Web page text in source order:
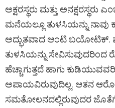
ಅಕ್ಷರಸ್ಥರು ಮತ್ತು ಅನಕ್ಷರಸ್ಥರು
ಮನೆಯಲ್ಲೂ ತುಳಸಿಯನ್ನು ನಾವು
ಅದ್ಭುತವಾದ ಆಂಟಿ ಬಯೋಟಿಕ್.
ತುಳಸಿಯನ್ನು
ಹೆಚ್ಚಾಗುತ್ತದೆ ಹಾಗು
ಅಪಾಯವಿರುವುದಿಲ್ಲ. ಆತನ
ಸಮತೋಲನದಲ್ಲಿರುವುದರ